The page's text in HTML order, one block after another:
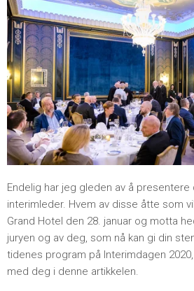
Endelig har jeg gleden av å
interimleder. Hvem av disse åtte som
Grand Hotel den 28. januar og motta
juryen og av deg, som nå kan gi din
tidenes program på Interimdagen
med deg i denne artikkelen.